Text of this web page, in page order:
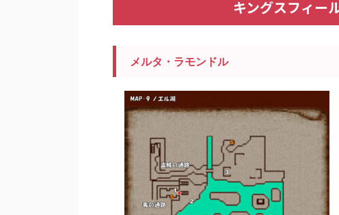
キングスフィー
メルタ・ラモンドル